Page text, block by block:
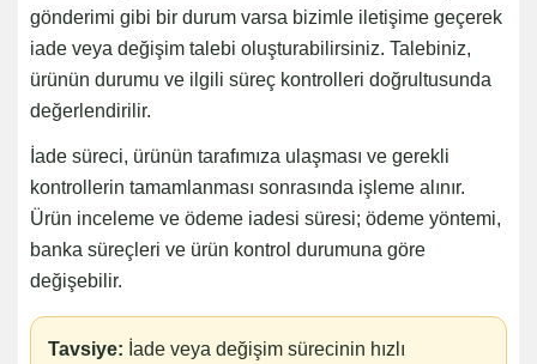
gönderimi gibi bir durum varsa bizimle iletişime geçerek
iade veya değişim talebi oluşturabilirsiniz. Talebiniz,
ürünün durumu ve ilgili süreç kontrolleri doğrultusunda
değerlendirilir.
İade süreci, ürünün tarafımıza ulaşması ve gerekli
kontrollerin tamamlanması sonrasında işleme alınır.
Ürün inceleme ve ödeme iadesi süresi; ödeme yöntemi,
banka süreçleri ve ürün kontrol durumuna göre
değişebilir.
Tavsiye: İade veya değişim sürecinin hızlı